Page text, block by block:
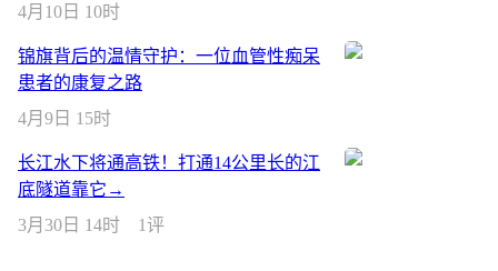
4月10日 10时
锦旗背后的温情守护：一位血管性痴呆
患者的康复之路
4月9日 15时
长江水下将通高铁！打通14公里长的江
底隧道靠它→
3月30日 14时
1评